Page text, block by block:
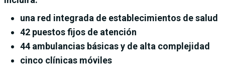
una red integrada de establecimientos de salud
42 puestos fijos de atención
44 ambulancias básicas y de alta complejidad
cinco clínicas móviles